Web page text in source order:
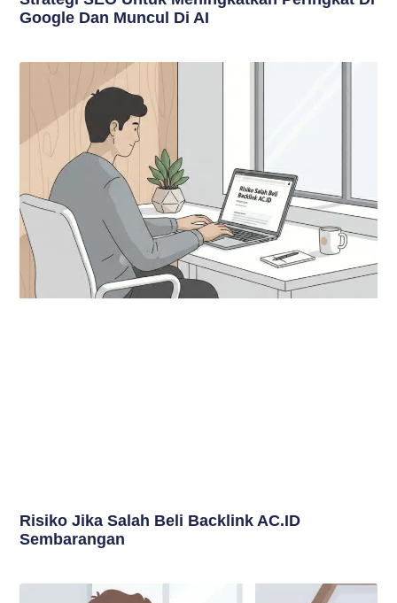
Google Dan Muncul Di AI
Risiko Jika Salah Beli Backlink AC.ID
Sembarangan